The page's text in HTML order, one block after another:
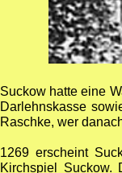
Suckow hatte eine
Darlehnskasse
Raschke, wer
1269 erscheint
Kirchspiel Suckow.